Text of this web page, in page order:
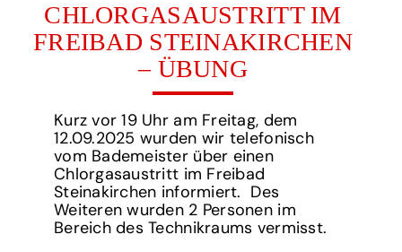
CHLORGASAUSTRITT IM
FREIBAD STEINAKIRCHEN
– ÜBUNG
Kurz vor 19 Uhr am Freitag, dem
12.09.2025 wurden wir telefonisch
vom Bademeister über einen
Chlorgasaustritt im Freibad
Steinakirchen informiert. Des
Weiteren wurden 2 Personen im
Bereich des Technikraums vermisst.